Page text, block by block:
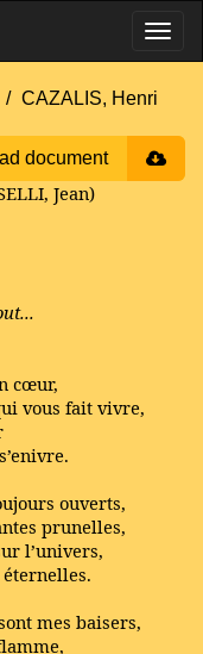
CAZALIS, Henri
document
Jean)
cœur,
vous fait vivre,
ouverts,
prunelles,
l’univers,
mes baisers,